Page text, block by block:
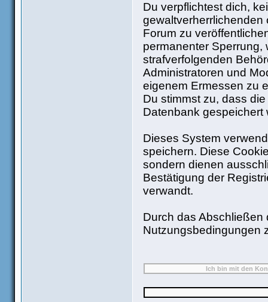
Du verpflichtest dich,
Forum zu
permanenter Sperrung,
strafverfolgenden
Administratoren und
eigenem Ermessen zu
Du stimmst zu, dass
Datenbank gespeichert
Dieses System
speichern. Diese
sondern dienen
Bestätigung der
verwandt.
Durch das Abschließen
Nutzungsbedingungen